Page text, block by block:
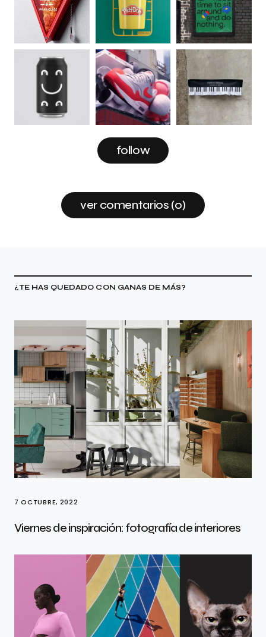
follow
ver comentarios (0)
¿TE HAS QUEDADO CON GANAS DE MÁS?
7 OCTUBRE, 2022
Viernes de inspiración: fotografía de interiores